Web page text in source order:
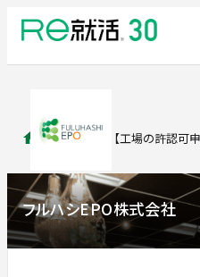
求人検索 【工場の許認可
フルハシEPO株式会社